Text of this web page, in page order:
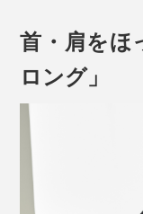
首・肩をほ
ロング」